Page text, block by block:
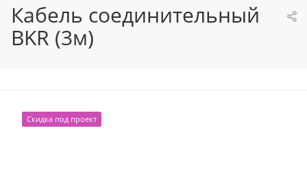
Кабель соединительный
BKR (3м)
Скидка под проект